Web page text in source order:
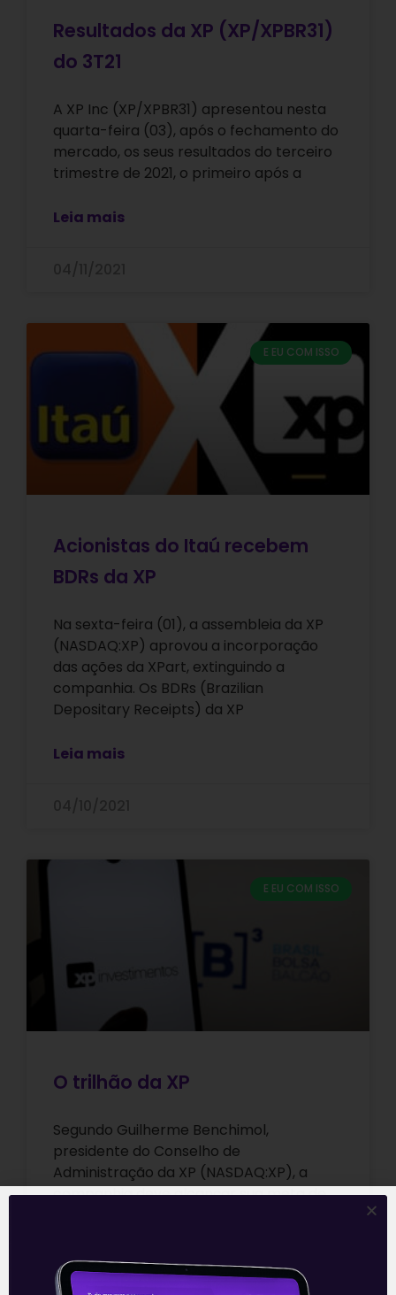
Resultados da XP (XP/XPBR31)
do 3T21
A XP Inc (XP/XPBR31) apresentou nesta
quarta-feira (03), após o fechamento do
mercado, os seus resultados do terceiro
trimestre de 2021, o primeiro após a
Leia mais
E EU COM ISSO
Acionistas do Itaú recebem
BDRs da XP
Na sexta-feira (01), a assembleia da XP
(NASDAQ:XP) aprovou a incorporação
das ações da XPart, extinguindo a
companhia. Os BDRs (Brazilian
Depositary Receipts) da XP
Leia mais
E EU COM ISSO
O trilhão da XP
Segundo Guilherme Benchimol,
presidente do Conselho de
Administração da XP (NASDAQ:XP), a
companhia deve alcançar sua meta de
Leia mais